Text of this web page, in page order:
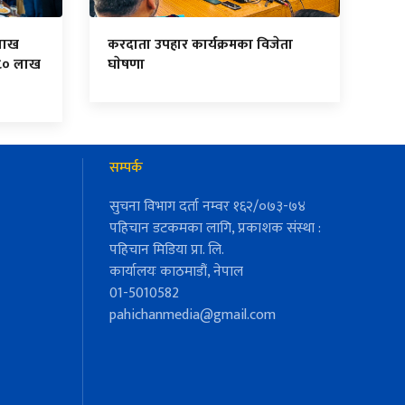
लाख
करदाता उपहार कार्यक्रमका विजेता
घाेषणा
सम्पर्क
सुचना विभाग दर्ता नम्वर १६२/०७३-७४
पहिचान डटकमका लागि, प्रकाशक संस्था :
पहिचान मिडिया प्रा. लि.
कार्यालयः काठमाडौं, नेपाल
01-5010582
pahichanmedia@gmail.com